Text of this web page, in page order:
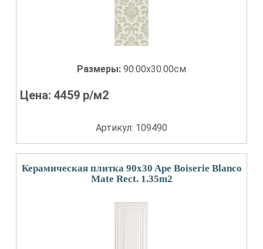
Размеры: 90.00x30.00см
Цена:4459 р/м2
Артикул: 109490
Керамическая плитка 90x30 Ape Boiserie Blanco
Mate Rect. 1.35m2